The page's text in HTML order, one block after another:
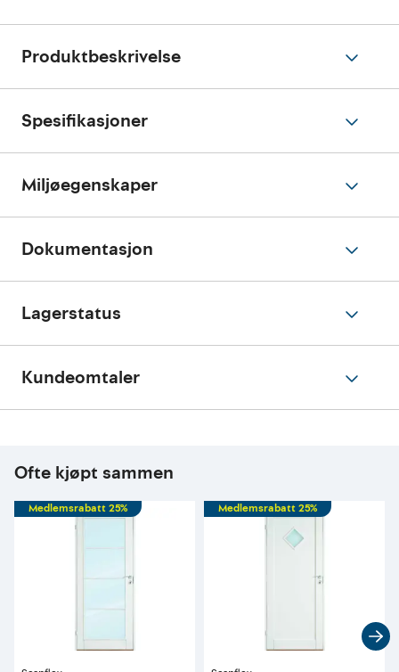
Produktbeskrivelse
Spesifikasjoner
Miljøegenskaper
Dokumentasjon
Lagerstatus
Kundeomtaler
Ofte kjøpt sammen
Medlemsrabatt 25% Medlemsrabatt 25%